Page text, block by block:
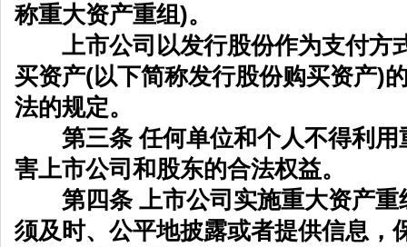
称重大资产重组)。
上市公司以发行股份作为支付方
买资产(以下简称发行股份购买资产)
法的规定。
第三条 任何单位和个人不得利用
害上市公司和股东的合法权益。
第四条 上市公司实施重大资产重
须及时、公平地披露或者提供信息，